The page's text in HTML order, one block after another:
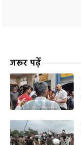
जरूर पढ़ें